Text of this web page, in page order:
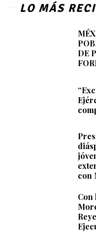
LO MÁS
DE
con
Con